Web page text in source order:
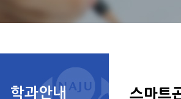
학과안내 스마트